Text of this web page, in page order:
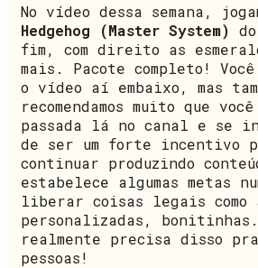
No vídeo dessa semana,
Hedgehog (Master System)
fim, com direito as
mais. Pacote completo!
o vídeo aí embaixo, mas
recomendamos muito que
passada lá no canal e se
de ser um forte incentivo
continuar produzindo
estabelece algumas metas
liberar coisas legais como
personalizadas,
realmente precisa disso
pessoas!